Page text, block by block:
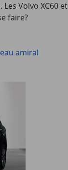
Volvo XC60 et
faire?
amiral